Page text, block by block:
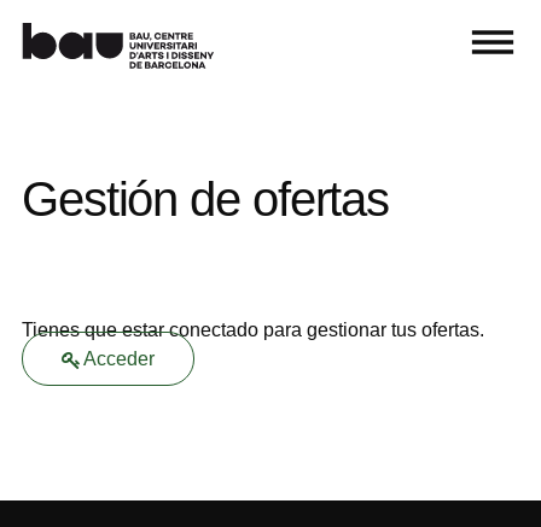
Gestión de ofertas
Tienes que estar conectado para gestionar tus ofertas.
Acceder